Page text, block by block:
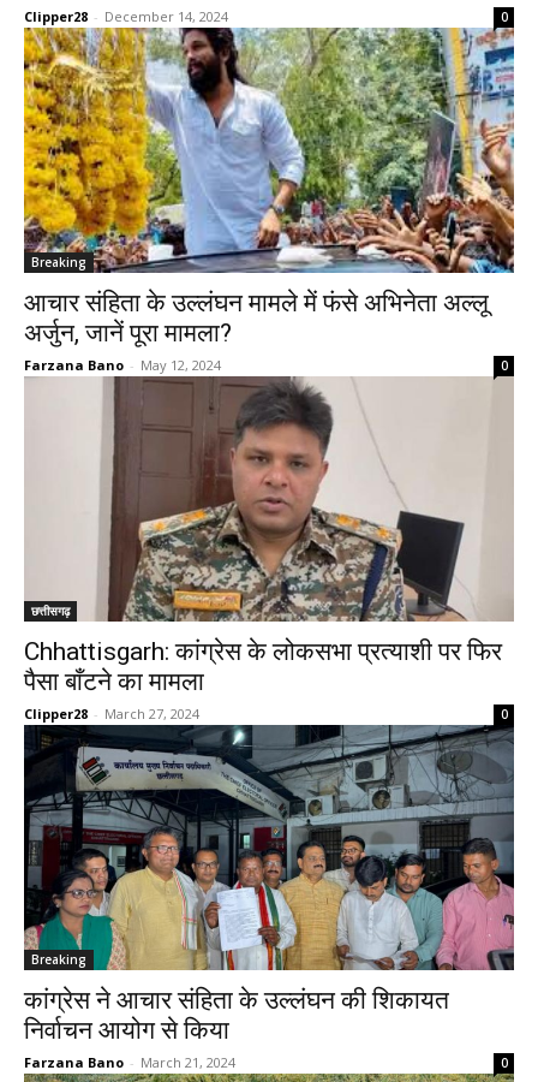
Clipper28 - December 14, 2024 0
Breaking
आचार संहिता के उल्लंघन मामले में फंसे अभिनेता अल्लू
अर्जुन, जानें पूरा मामला?
Farzana Bano - May 12, 2024 0
छत्तीसगढ़
Chhattisgarh: कांग्रेस के लोकसभा प्रत्याशी पर फिर
पैसा बाँटने का मामला
Clipper28 - March 27, 2024 0
Breaking
कांग्रेस ने आचार संहिता के उल्लंघन की शिकायत
निर्वाचन आयोग से किया
Farzana Bano - March 21, 2024 0